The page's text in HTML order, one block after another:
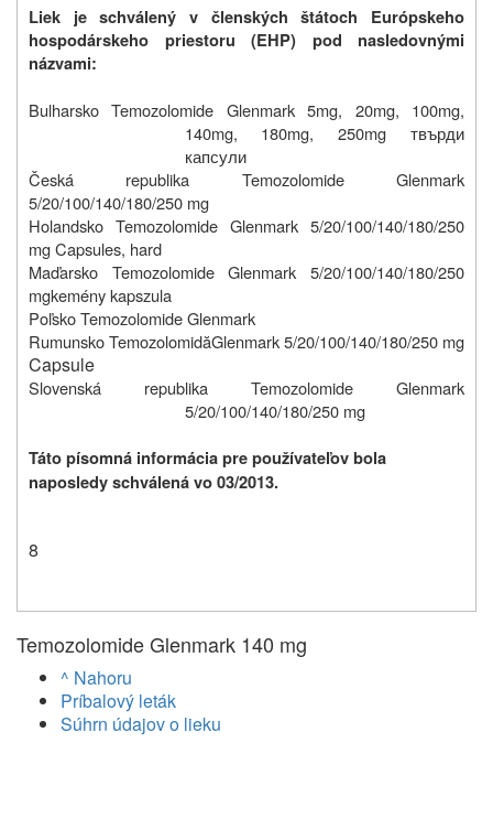
Liek je schválený v členských štátoch Európskeho
hospodárskeho priestoru (EHP) pod nasledovnými
názvami:
Bulharsko Temozolomide Glenmark 5mg, 20mg, 100mg,
140mg, 180mg, 250mg твърди
капсули
Česká republika
Temozolomide Glenmark
5/20/100/140/180/250 mg
Holandsko Temozolomide Glenmark 5/20/100/140/180/250
mg Capsules, hard
Maďarsko
Temozolomide Glenmark 5/20/100/140/180/250
mgkemény kapszula
PoľskoTemozolomide Glenmark
Rumunsko TemozolomidăGlenmark 5/20/100/140/180/250 mg
Capsule
Slovenská republika Temozolomide Glenmark
5/20/100/140/180/250 mg
Táto písomná informácia pre používateľov bola
naposledy schválená vo 03/2013.
8
Temozolomide Glenmark 140 mg
^ Nahoru
Príbalový leták
Súhrn údajov o lieku